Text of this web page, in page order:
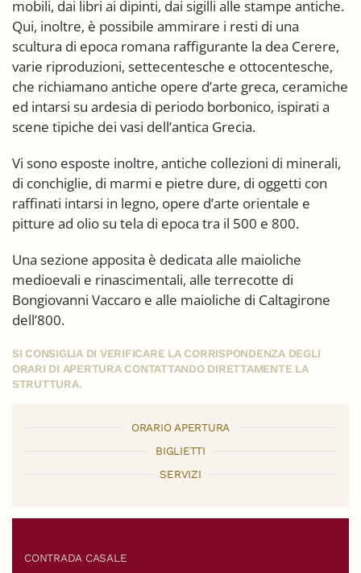
mobili, dai libri ai dipinti, dai sigilli alle stampe antiche.
Qui, inoltre, è possibile ammirare i resti di una
scultura di epoca romana raffigurante la dea Cerere,
varie riproduzioni, settecentesche e ottocentesche,
che richiamano antiche opere d’arte greca, ceramiche
ed intarsi su ardesia di periodo borbonico, ispirati a
scene tipiche dei vasi dell’antica Grecia.
Vi sono esposte inoltre, antiche collezioni di minerali,
di conchiglie, di marmi e pietre dure, di oggetti con
raffinati intarsi in legno, opere d’arte orientale e
pitture ad olio su tela di epoca tra il 500 e 800.
Una sezione apposita è dedicata alle maioliche
medioevali e rinascimentali, alle terrecotte di
Bongiovanni Vaccaro e alle maioliche di Caltagirone
dell’800.
SI CONSIGLIA DI VERIFICARE LA CORRISPONDENZA DEGLI
ORARI DI APERTURA CONTATTANDO DIRETTAMENTE LA
STRUTTURA.
ORARIO APERTURA
BIGLIETTI
SERVIZI
CONTRADA CASALE